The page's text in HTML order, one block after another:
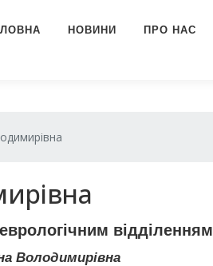
НОВИНИ ПРО НАС
відділенням
Володимирівна